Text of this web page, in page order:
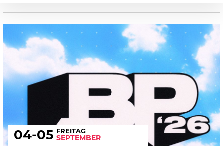
04-05 FREITAG
SEPTEMBER